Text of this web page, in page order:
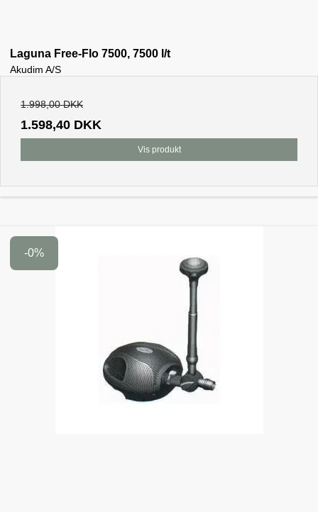
Laguna Free-Flo 7500, 7500 l/t
Akudim A/S
1.998,00 DKK
1.598,40 DKK
Vis produkt
-0%